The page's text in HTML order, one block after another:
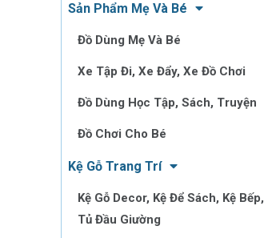
Sản Phẩm Mẹ Và Bé
Đồ Dùng Mẹ Và Bé
Xe Tập Đi, Xe Đẩy, Xe Đồ Chơi
Đồ Dùng Học Tập, Sách, Truyện
Đồ Chơi Cho Bé
Kệ Gỗ Trang Trí
Kệ Gỗ Decor, Kệ Để Sách, Kệ Bếp,
Tủ Đầu Giường